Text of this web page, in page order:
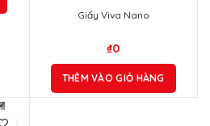
Giấy Viva Nano
₫0
THÊM VÀO GIỎ HÀNG